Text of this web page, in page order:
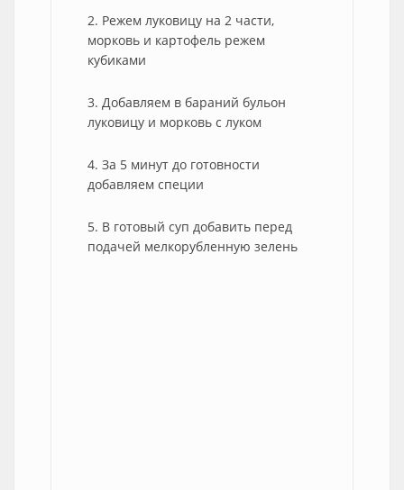
2. Режем луковицу на 2 части,
морковь и картофель режем
кубиками
3. Добавляем в бараний бульон
луковицу и морковь с луком
4. За 5 минут до готовности
добавляем специи
5. В готовый суп добавить перед
подачей мелкорубленную зелень